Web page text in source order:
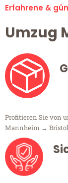
Erfahrene &
Umzug
Profitieren Sie von
Mannheim →